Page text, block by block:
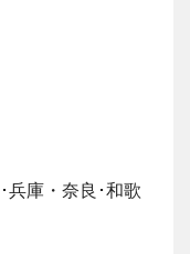
兵庫・奈良･和歌